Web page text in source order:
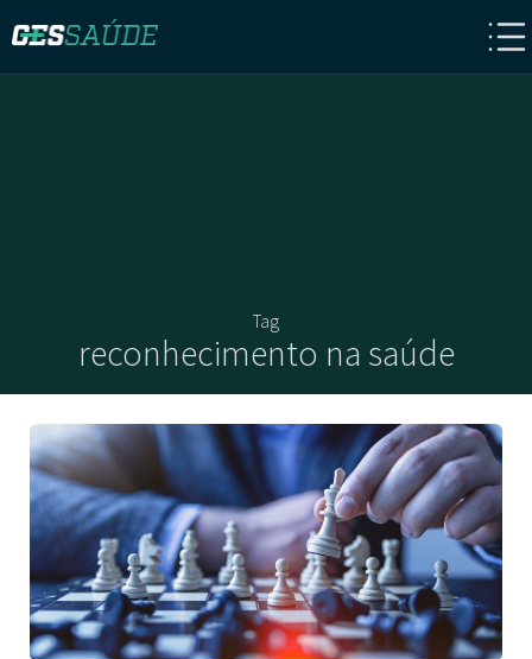
Tag
reconhecimento na saúde